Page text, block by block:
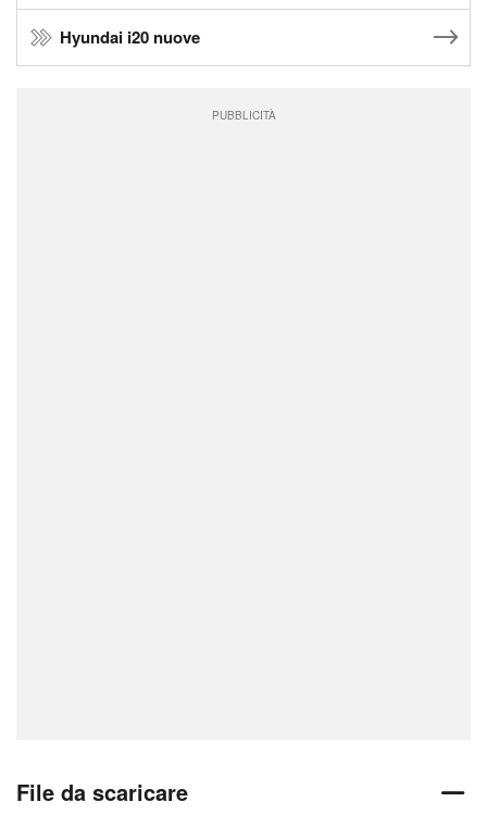
Hyundai i20 nuove
PUBBLICITÀ
File da scaricare